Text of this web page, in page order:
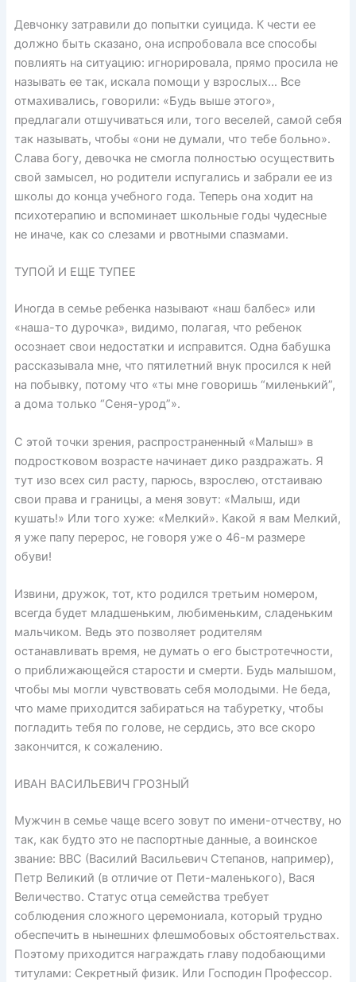
Девчонку затравили до попытки суицида. К чести ее
должно быть сказано, она испробовала все способы
повлиять на ситуацию: игнорировала, прямо просила не
называть ее так, искала помощи у взрослых… Все
отмахивались, говорили: «Будь выше этого»,
предлагали отшучиваться или, того веселей, самой себя
так называть, чтобы «они не думали, что тебе больно».
Слава богу, девочка не смогла полностью осуществить
свой замысел, но родители испугались и забрали ее из
школы до конца учебного года. Теперь она ходит на
психотерапию и вспоминает школьные годы чудесные
не иначе, как со слезами и рвотными спазмами.
ТУПОЙ И ЕЩЕ ТУПЕЕ
Иногда в семье ребенка называют «наш балбес» или
«наша-то дурочка», видимо, полагая, что ребенок
осознает свои недостатки и исправится. Одна бабушка
рассказывала мне, что пятилетний внук просился к ней
на побывку, потому что «ты мне говоришь “миленький”,
а дома только “Сеня-урод”».
С этой точки зрения, распространенный «Малыш» в
подростковом возрасте начинает дико раздражать. Я
тут изо всех сил расту, парюсь, взрослею, отстаиваю
свои права и границы, а меня зовут: «Малыш, иди
кушать!» Или того хуже: «Мелкий». Какой я вам Мелкий,
я уже папу перерос, не говоря уже о 46-м размере
обуви!
Извини, дружок, тот, кто родился третьим номером,
всегда будет младшеньким, любименьким, сладеньким
мальчиком. Ведь это позволяет родителям
останавливать время, не думать о его быстротечности,
о приближающейся старости и смерти. Будь малышом,
чтобы мы могли чувствовать себя молодыми. Не беда,
что маме приходится забираться на табуретку, чтобы
погладить тебя по голове, не сердись, это все скоро
закончится, к сожалению.
ИВАН ВАСИЛЬЕВИЧ ГРОЗНЫЙ
Мужчин в семье чаще всего зовут по имени-отчеству, но
так, как будто это не паспортные данные, а воинское
звание: ВВС (Василий Васильевич Степанов, например),
Петр Великий (в отличие от Пети-маленького), Вася
Величество. Статус отца семейства требует
соблюдения сложного церемониала, который трудно
обеспечить в нынешних флешмобовых обстоятельствах.
Поэтому приходится награждать главу подобающими
титулами: Секретный физик. Или Господин Профессор.